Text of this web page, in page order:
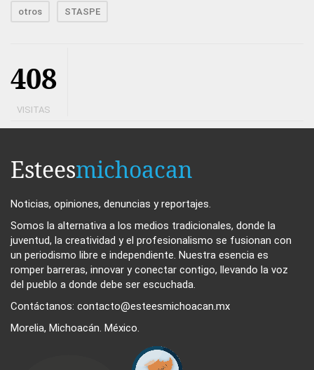
otros STASPE
408
VISITAS
Esteesmichoacan
Noticias, opiniones, denuncias y reportajes.
Somos la alternativa a los medios tradicionales, donde la
juventud, la creatividad y el profesionalismo se fusionan con
un periodismo libre e independiente. Nuestra esencia es
romper barreras, innovar y conectar contigo, llevando la voz
del pueblo a donde debe ser escuchada.
Contáctanos: contacto@esteesmichoacan.mx
Morelia, Michoacán. México.